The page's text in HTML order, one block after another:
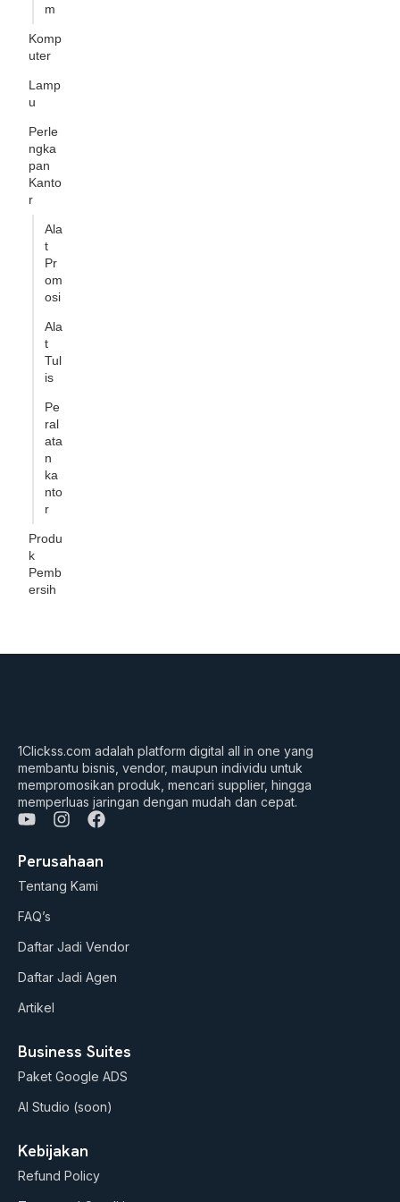
m
Komp
uter
Lamp
u
Perle
ngka
pan
Kanto
r
Ala
t
Pr
om
osi
Ala
t
Tul
is
Pe
ral
ata
n
ka
nto
r
Produ
k
Pemb
ersih
1Clickss.com adalah platform digital all in one yang
membantu bisnis, vendor, maupun individu untuk
mempromosikan produk, mencari supplier, hingga
memperluas jaringan dengan mudah dan cepat.
Y
u
t
u
b
e
I
s
t
a
a
F
c
e
b
k
Perusahaan
Tentang Kami
FAQ’s
Daftar Jadi Vendor
Daftar Jadi Agen
Artikel
Business Suites
Paket Google ADS
AI Studio (soon)
Kebijakan
Refund Policy